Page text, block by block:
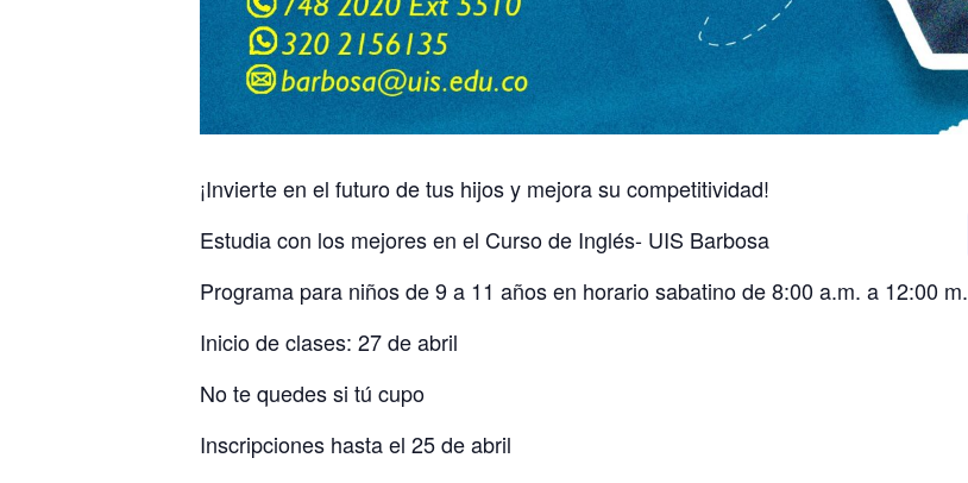
¡Invierte en el futuro de tus hijos y mejora su competitividad!
Estudia con los mejores en el Curso de Inglés- UIS Barbosa
Programa para niños de 9 a 11 años en horario sabatino de 8:00 a.m. a 12:00 m.
Inicio de clases: 27 de abril
No te quedes si tú cupo
Inscripciones hasta el 25 de abril